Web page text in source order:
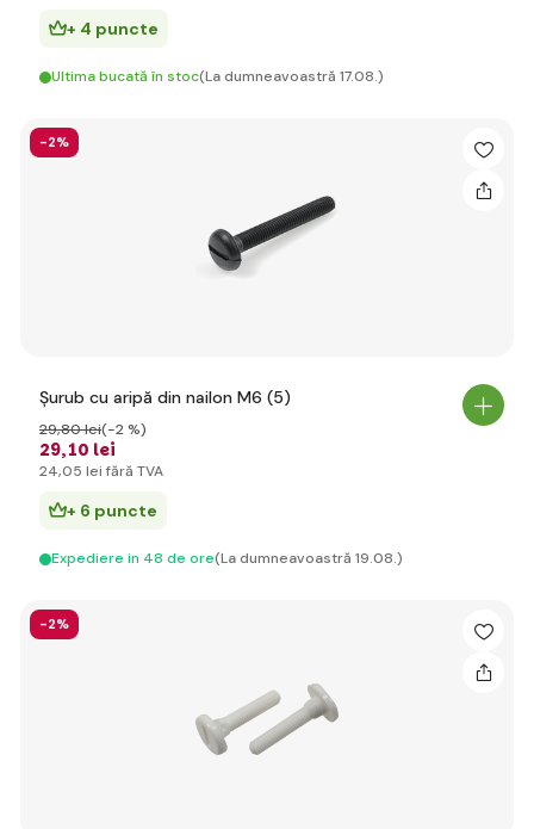
+ 4 puncte
Ultima bucată în stoc(La dumneavoastră 17.08.)
-2%
Șurub cu aripă din nailon M6 (5)
29,10 lei
29,80 lei(-2 %)
24,05 lei fără TVA
+ 6 puncte
Expediere in 48 de ore(La dumneavoastră 19.08.)
-2%